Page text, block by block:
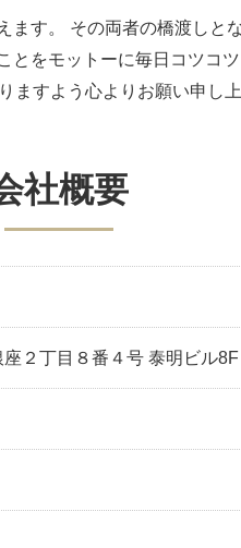
す。 その両者の橋渡しと
をモットーに毎日コツコツ
すよう心よりお願い申し上
社概要
２丁目８番４号 泰明ビル8F